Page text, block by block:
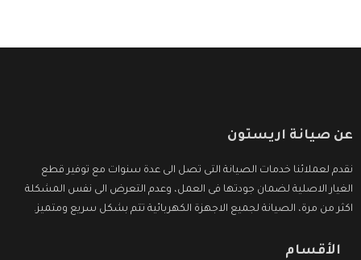
عن صيانة اريستون
نقدم لعملائنا خدمات الصيانة التى تصل الى عدة سنوات مع توفير قطع
الغيار الاصلية لضمان جودتها فى العمل، وعدم التعرض الى نفس المشكلة
اكثر من مرة، الصيانة لجميع الاجهزة الكهربائية تتم بشكل سريع ومتميز.
الأقسام